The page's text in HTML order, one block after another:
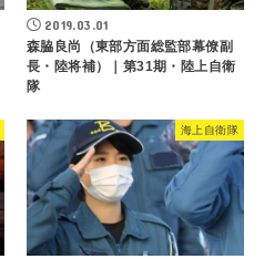
2019.03.01
森脇良尚（東部方面総監部幕僚副
長・陸将補）｜第31期・陸上自衛
隊
海上自衛隊